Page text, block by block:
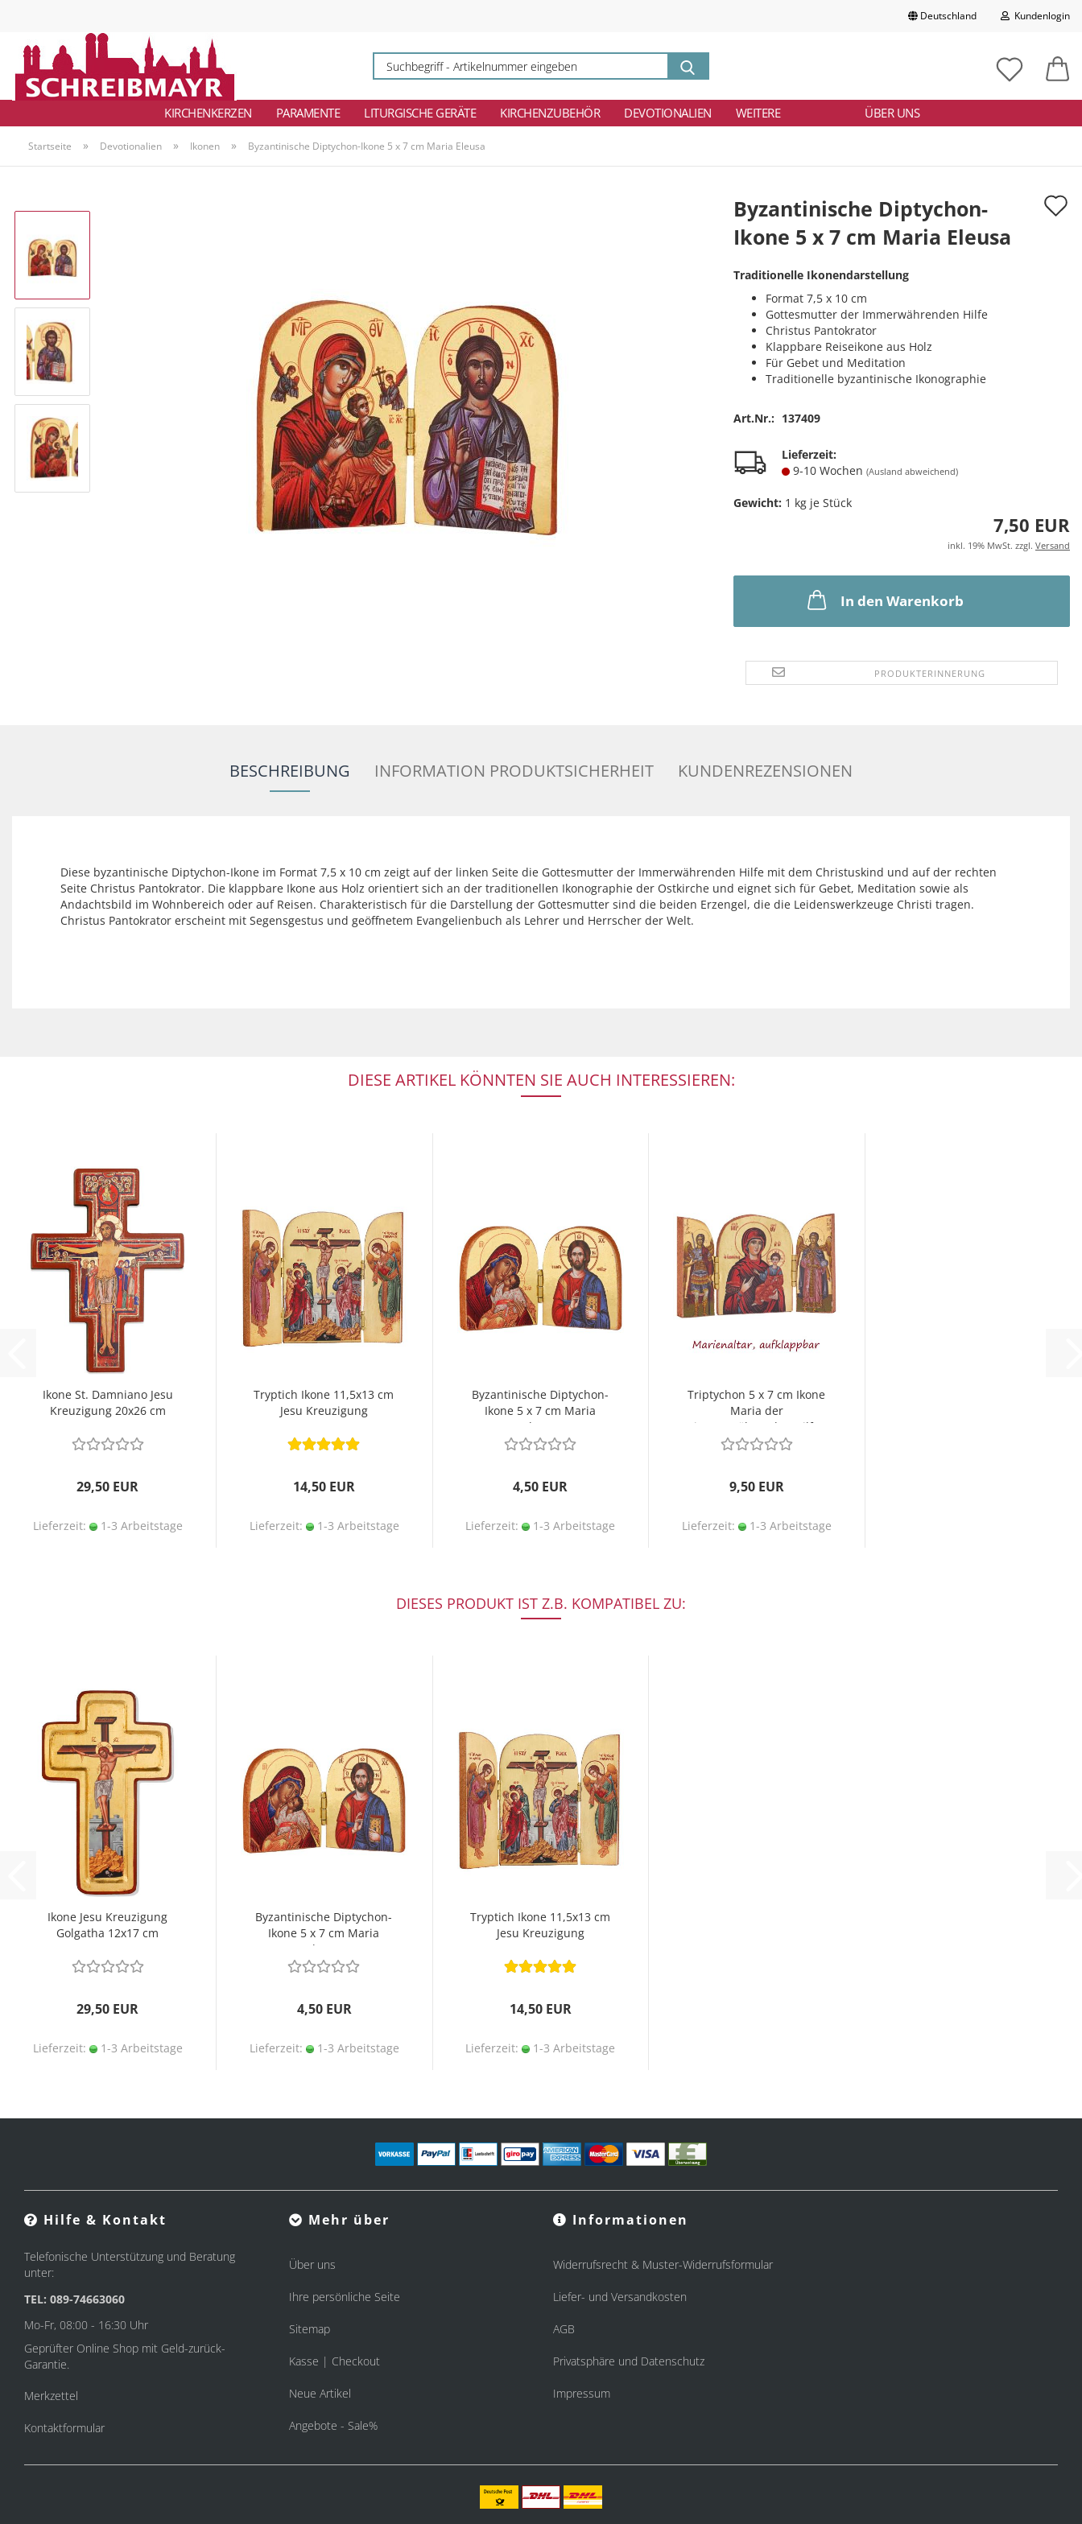
Deutschland Kundenlogin
E-Mail
Konto erstellen
Passwort vergessen?
eingeben
KIRCHENKERZEN PARAMENTE LITURGISCHE GERÄTE KIRCHENZUBEHÖR DEVOTIONALIEN ÜBER UNS
WEITERE
Startseite » Devotionalien » Ikonen » Byzantinische Diptychon-Ikone 5 x 7 cm Maria Eleusa
Byzantinische Diptychon-
Ikone 5 x 7 cm Maria Eleusa
Traditionelle Ikonendarstellung
Format 7,5 x 10 cm
Gottesmutter der Immerwährenden Hilfe
Christus Pantokrator
Klappbare Reiseikone aus Holz
Für Gebet und Meditation
Traditionelle byzantinische Ikonographie
Art.Nr.: 137409
Lieferzeit:
9-10 Wochen (Ausland abweichend)
Gewicht: 1 kg je Stück
7,50 EUR
inkl. 19% MwSt. zzgl. Versand
In den Warenkorb
PRODUKTERINNERUNG
BESCHREIBUNG INFORMATION PRODUKTSICHERHEIT KUNDENREZENSIONEN
Diese byzantinische Diptychon-Ikone im Format 7,5 x 10 cm zeigt auf der linken Seite die Gottesmutter der Immerwährenden Hilfe mit dem Christuskind und auf der rechten
Seite Christus Pantokrator. Die klappbare Ikone aus Holz orientiert sich an der traditionellen Ikonographie der Ostkirche und eignet sich für Gebet, Meditation sowie als
Andachtsbild im Wohnbereich oder auf Reisen. Charakteristisch für die Darstellung der Gottesmutter sind die beiden Erzengel, die die Leidenswerkzeuge Christi tragen.
Christus Pantokrator erscheint mit Segensgestus und geöffnetem Evangelienbuch als Lehrer und Herrscher der Welt.
DIESE ARTIKEL KÖNNTEN SIE AUCH INTERESSIEREN:
Ikone St. Damniano Jesu
Kreuzigung 20x26 cm
29,50 EUR
Lieferzeit: 1-3 Arbeitstage
Tryptich Ikone 11,5x13 cm
Jesu Kreuzigung
14,50 EUR
Lieferzeit: 1-3 Arbeitstage
Byzantinische Diptychon-
Ikone 5 x 7 cm Maria
Eleusa
4,50 EUR
Lieferzeit: 1-3 Arbeitstage
Triptychon 5 x 7 cm Ikone
Maria der
immerwährenden Hilfe
9,50 EUR
Lieferzeit: 1-3 Arbeitstage
DIESES PRODUKT IST Z.B. KOMPATIBEL ZU:
Ikone Jesu Kreuzigung
Golgatha 12x17 cm
29,50 EUR
Lieferzeit: 1-3 Arbeitstage
Byzantinische Diptychon-
Ikone 5 x 7 cm Maria
Eleusa
4,50 EUR
Lieferzeit: 1-3 Arbeitstage
Tryptich Ikone 11,5x13 cm
Jesu Kreuzigung
14,50 EUR
Lieferzeit: 1-3 Arbeitstage
Hilfe & Kontakt
Telefonische Unterstützung und Beratung
unter:
TEL: 089-74663060
Mo-Fr, 08:00 - 16:30 Uhr
Geprüfter Online Shop mit Geld-zurück-
Garantie.
Merkzettel
Kontaktformular
Mehr über
Über uns
Ihre persönliche Seite
Sitemap
Kasse | Checkout
Neue Artikel
Angebote - Sale%
Informationen
Widerrufsrecht & Muster-Widerrufsformular
Liefer- und Versandkosten
AGB
Privatsphäre und Datenschutz
Impressum